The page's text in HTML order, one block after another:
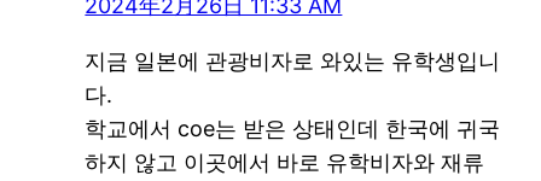
2024年2月26日 11:33 AM
지금 일본에 관광비자로 와있는 유학생입니
다.
학교에서 coe는 받은 상태인데 한국에 귀국
하지 않고 이곳에서 바로 유학비자와 재류